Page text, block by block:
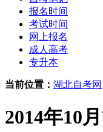
报名时间
考试时间
网上报名
成人高考
专升本
当前位置： 湖北自考网
2014年10